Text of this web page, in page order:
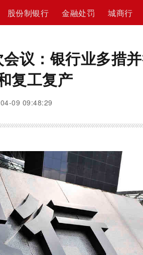
股份制银行 金融处罚 城商行
议：银行业多措
复工复产
09 09:48:29